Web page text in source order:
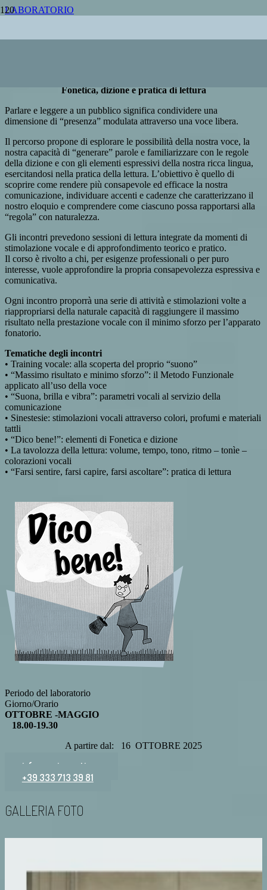
LABORATORIO
DICO BENE!
Fonetica, dizione e pratica di lettura
Parlare e leggere a un pubblico significa condividere una
dimensione di “presenza” modulata attraverso una voce libera.
Il percorso propone di esplorare le possibilità della nostra voce, la
nostra capacità di “generare” parole e familiarizzare con le regole
della dizione e con gli elementi espressivi della nostra ricca lingua,
esercitandosi nella pratica della lettura. L’obiettivo è quello di
scoprire come rendere più consapevole ed efficace la nostra
comunicazione, individuare accenti e cadenze che caratterizzano il
nostro eloquio e comprendere come ciascuno possa rapportarsi alla
“regola” con naturalezza.
Gli incontri prevedono sessioni di lettura integrate da momenti di
stimolazione vocale e di approfondimento teorico e pratico.
Il corso è rivolto a chi, per esigenze professionali o per puro
interesse, vuole approfondire la propria consapevolezza espressiva e
comunicativa.
Ogni incontro proporrà una serie di attività e stimolazioni volte a
riappropriarsi della naturale capacità di raggiungere il massimo
risultato nella prestazione vocale con il minimo sforzo per l’apparato
fonatorio.
Tematiche degli incontri
• Training vocale: alla scoperta del proprio “suono”
• “Massimo risultato e minimo sforzo”: il Metodo Funzionale
applicato all’uso della voce
• “Suona, brilla e vibra”: parametri vocali al servizio della
comunicazione
• Sinestesie: stimolazioni vocali attraverso colori, profumi e materiali
tattli
• “Dico bene!”: elementi di Fonetica e dizione
• La tavolozza della lettura: volume, tempo, tono, ritmo – tonìe –
colorazioni vocali
• “Farsi sentire, farsi capire, farsi ascoltare”: pratica di lettura
Periodo del laboratorio
Giorno/Orario
OTTOBRE -MAGGIO
18.00-19.30
A partire dal: 16 OTTOBRE 2025
info@vocierranti.org
+39 333 713 39 81
GALLERIA FOTO